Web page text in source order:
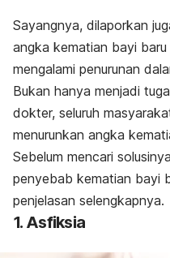
Sayangnya, dilaporkan
angka kematian bayi
mengalami penurunan
Bukan hanya menjadi
dokter, seluruh
menurunkan angka
Sebelum mencari
penyebab kematian bayi
penjelasan selengkapnya.
1. Asfiksia